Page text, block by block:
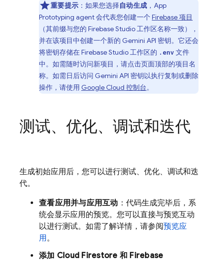
重要提示 ：如果您选择自动生成 ， App
Prototyping agent会代表您创建一个 Firebase 项目
（其前缀与您的 Firebase Studio工作区名称一致），
并在该项目中创建一个新的 Gemini API 密钥。它还会
将密钥存储在Firebase Studio工作区的 .env 文件
中。如需随时访问新项目，请点击页面顶部的项目名
称。如需日后访问 Gemini API 密钥以执行复制或删除
操作，请使用 Google Cloud 控制台。
测试、优化、调试和迭代
生成初始应用后，您可以进行测试、优化、调试和迭
代。
查看应用并与应用互动 ：代码生成完毕后，系
统会显示应用的预览。您可以直接与预览互动
以进行测试。如需了解详情，请参阅预览应
用。
添加 Cloud Firestore 和 Firebase